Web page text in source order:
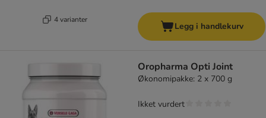
4 varianter
Legg i handlekurv
Oropharma Opti Joint
Økonomipakke: 2 x 700 g
Ikket vurdert